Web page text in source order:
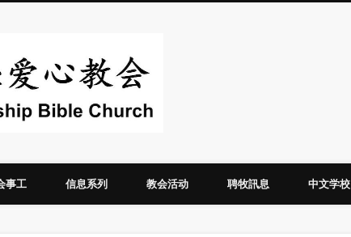
事工 信息系列 教会活动 聘牧訊息 中文学校